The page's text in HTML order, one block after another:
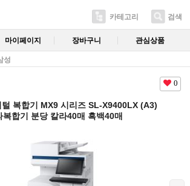
카테고리 검색
마이페이지 장바구니 관심상품
성
0
복합기 MX9 시리즈 SL-X9400LX (A3)
복합기 분당 칼라40매 흑백40매